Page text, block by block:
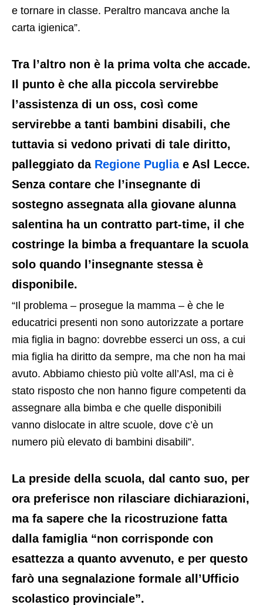
e tornare in classe. Peraltro mancava anche la
carta igienica”.
Tra l’altro non è la prima volta che accade.
Il punto è che alla piccola servirebbe
l’assistenza di un oss, così come
servirebbe a tanti bambini disabili, che
tuttavia si vedono privati di tale diritto,
palleggiato da Regione Pugliae Asl Lecce.
Senza contare che l’insegnante di
sostegno assegnata alla giovane alunna
salentina ha un contratto part-time, il che
costringe la bimba a frequantare la scuola
solo quando l’insegnante stessa è
disponibile.
“Il problema – prosegue la mamma – è che le
educatrici presenti non sono autorizzate a portare
mia figlia in bagno: dovrebbe esserci un oss, a cui
mia figlia ha diritto da sempre, ma che non ha mai
avuto. Abbiamo chiesto più volte all’Asl, ma ci è
stato risposto che non hanno figure competenti da
assegnare alla bimba e che quelle disponibili
vanno dislocate in altre scuole, dove c’è un
numero più elevato di bambini disabili”.
La preside della scuola, dal canto suo, per
ora preferisce non rilasciare dichiarazioni,
ma fa sapere che la ricostruzione fatta
dalla famiglia “non corrisponde con
esattezza a quanto avvenuto, e per questo
farò una segnalazione formale all’Ufficio
scolastico provinciale”.